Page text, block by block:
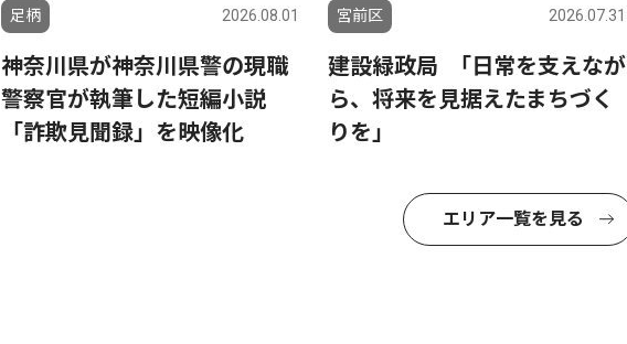
足柄 2026.08.01
神奈川県が神奈川県警の現職
警察官が執筆した短編小説
「詐欺見聞録」を映像化
宮前区 2026.07.31
建設緑政局 ｢日常を支えなが
ら、将来を見据えたまちづく
りを｣
エリア一覧を見る